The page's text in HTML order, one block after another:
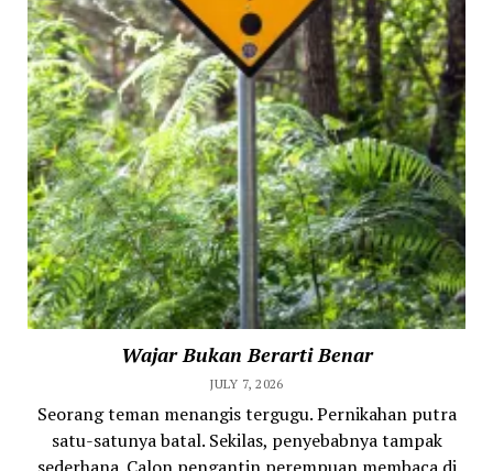
Wajar Bukan Berarti Benar
JULY 7, 2026
Seorang teman menangis tergugu. Pernikahan putra
satu-satunya batal. Sekilas, penyebabnya tampak